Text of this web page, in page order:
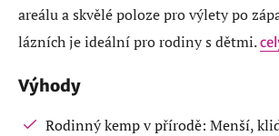
areálu a skvělé poloze pro výlety po
lázních je ideální pro rodiny s dětmi.
Výhody
Rodinný kemp v přírodě: Menší,